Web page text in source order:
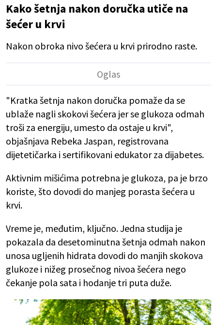
Kako šetnja nakon doručka utiče na
šećer u krvi
Nakon obroka nivo šećera u krvi prirodno raste.
"Kratka šetnja nakon doručka pomaže da se
ublaže nagli skokovi šećera jer se glukoza odmah
troši za energiju, umesto da ostaje u krvi",
objašnjava Rebeka Jaspan, registrovana
dijetetičarka i sertifikovani edukator za dijabetes.
Aktivnim mišićima potrebna je glukoza, pa je brzo
koriste, što dovodi do manjeg porasta šećera u
krvi.
Vreme je, međutim, ključno. Jedna studija je
pokazala da desetominutna šetnja odmah nakon
unosa ugljenih hidrata dovodi do manjih skokova
glukoze i nižeg prosečnog nivoa šećera nego
čekanje pola sata i hodanje tri puta duže.